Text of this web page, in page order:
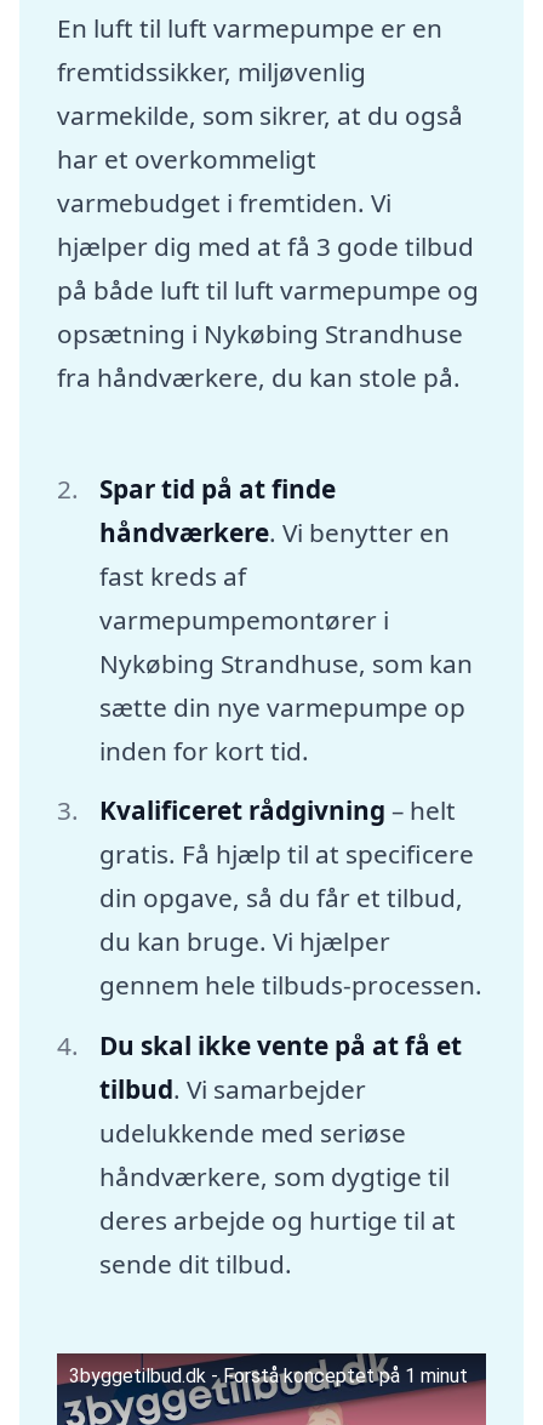
En luft til luft varmepumpe er en
fremtidssikker, miljøvenlig
varmekilde, som sikrer, at du også
har et overkommeligt
varmebudget i fremtiden. Vi
hjælper dig med at få 3 gode tilbud
på både luft til luft varmepumpe og
opsætning i Nykøbing Strandhuse
fra håndværkere, du kan stole på.
Spar tid på at finde
håndværkere. Vi benytter en
fast kreds af
varmepumpemontører i
Nykøbing Strandhuse, som kan
sætte din nye varmepumpe op
inden for kort tid.
Kvalificeret rådgivning – helt
gratis. Få hjælp til at specificere
din opgave, så du får et tilbud,
du kan bruge. Vi hjælper
gennem hele tilbuds-processen.
Du skal ikke vente på at få et
tilbud. Vi samarbejder
udelukkende med seriøse
håndværkere, som dygtige til
deres arbejde og hurtige til at
sende dit tilbud.
3byggetilbud.dk - Forstå konceptet på 1 minut